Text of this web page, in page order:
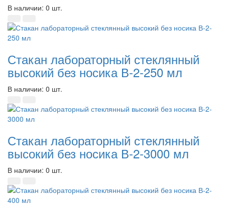
В наличии: 0 шт.
Стакан лабораторный стеклянный
высокий без носика В-2-250 мл
В наличии: 0 шт.
Стакан лабораторный стеклянный
высокий без носика В-2-3000 мл
В наличии: 0 шт.